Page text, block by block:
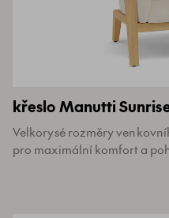
křeslo Manutti
Velkorysé rozměry
pro maximální komfort a